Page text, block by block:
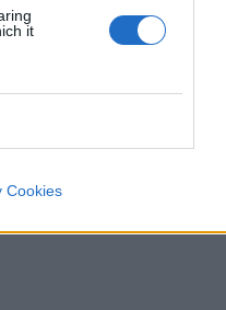
it
Cookies